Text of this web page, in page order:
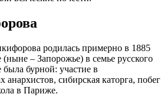
родилась примерно в 1885
– Запорожье) в семье русского
бурной: участие в
анархистов, сибирская каторга, побег
в Париже.